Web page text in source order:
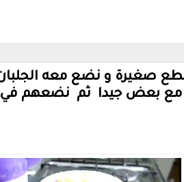
صغيرة و نضع معه
مع بعض جيدا ثم نضعهم